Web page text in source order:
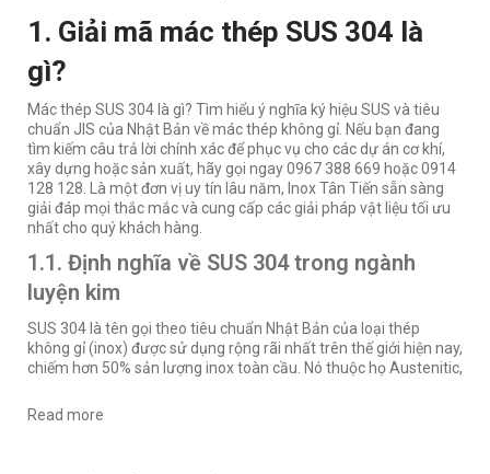
1. Giải mã mác thép SUS 304 là
gì?
Mác thép SUS 304 là gì? Tìm hiểu ý nghĩa ký hiệu SUS và tiêu
chuẩn JIS của Nhật Bản về mác thép không gỉ. Nếu bạn đang
tìm kiếm câu trả lời chính xác để phục vụ cho các dự án cơ khí,
xây dựng hoặc sản xuất, hãy gọi ngay 0967 388 669 hoặc 0914
128 128. Là một đơn vị uy tín lâu năm, Inox Tân Tiến sẵn sàng
giải đáp mọi thắc mắc và cung cấp các giải pháp vật liệu tối ưu
nhất cho quý khách hàng.
1.1. Định nghĩa về SUS 304 trong ngành
luyện kim
SUS 304 là tên gọi theo tiêu chuẩn Nhật Bản của loại thép
không gỉ (inox) được sử dụng rộng rãi nhất trên thế giới hiện nay,
chiếm hơn 50% sản lượng inox toàn cầu. Nó thuộc họ Austenitic,
Read more